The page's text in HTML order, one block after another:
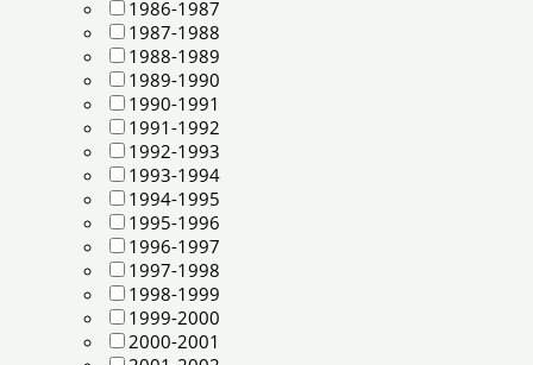
1986-1987
1987-1988
1988-1989
1989-1990
1990-1991
1991-1992
1992-1993
1993-1994
1994-1995
1995-1996
1996-1997
1997-1998
1998-1999
1999-2000
2000-2001